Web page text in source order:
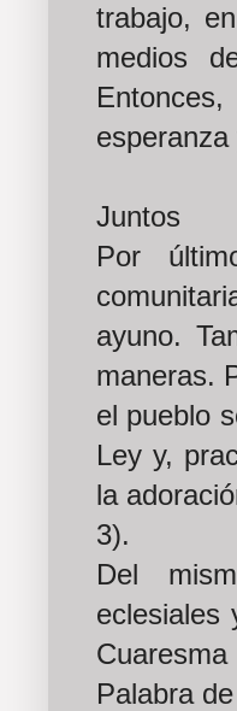
trabajo,
medios
Juntos
Por
ayuno.
maneras.
el pueblo
Ley y,
la
3).
Del
eclesiales
Palabra